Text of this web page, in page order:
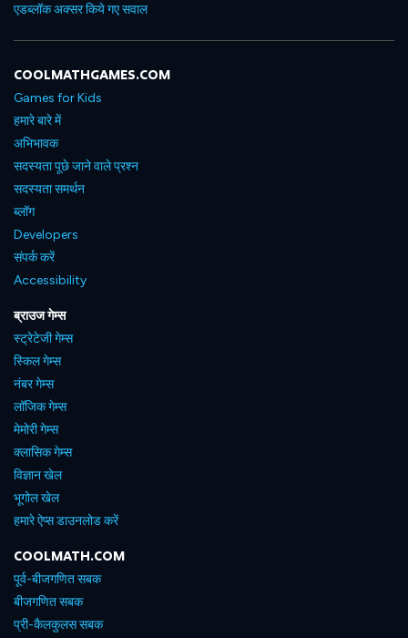
एडब्लॉक अक्सर किये गए सवाल
COOLMATHGAMES.COM
Games for Kids
हमारे बारे में
अभिभावक
सदस्यता पूछे जाने वाले प्रश्न
सदस्यता समर्थन
ब्लॉग
Developers
संपर्क करें
Accessibility
ब्राउज गेम्स
स्ट्रेटेजी गेम्स
स्किल गेम्स
नंबर गेम्स
लॉजिक गेम्स
मेमोरी गेम्स
क्लासिक गेम्स
विज्ञान खेल
भूगोल खेल
हमारे ऐप्स डाउनलोड करें
COOLMATH.COM
पूर्व-बीजगणित सबक
बीजगणित सबक
प्री-कैलकुलस सबक